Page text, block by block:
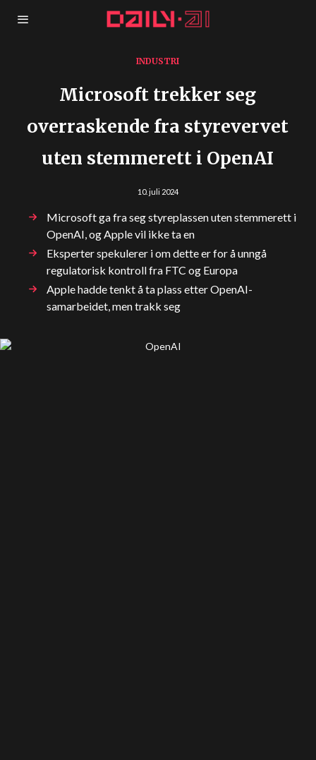
INDUSTRI
Microsoft trekker seg
overraskende fra styrevervet
uten stemmerett i OpenAI
10. juli 2024
Microsoft ga fra seg styreplassen uten stemmerett i
OpenAI, og Apple vil ikke ta en
Eksperter spekulerer i om dette er for å unngå
regulatorisk kontroll fra FTC og Europa
Apple hadde tenkt å ta plass etter OpenAI-
samarbeidet, men trakk seg